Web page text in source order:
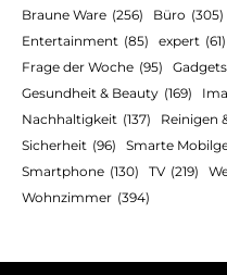
Braune Ware (256) Büro (305)
Entertainment (85) expert (61)
Frage der Woche (95) Gadgets
Gesundheit & Beauty (169)
Nachhaltigkeit (137) Reinigen
Sicherheit (96) Smarte
Smartphone (130) TV (219)
Wohnzimmer (394)